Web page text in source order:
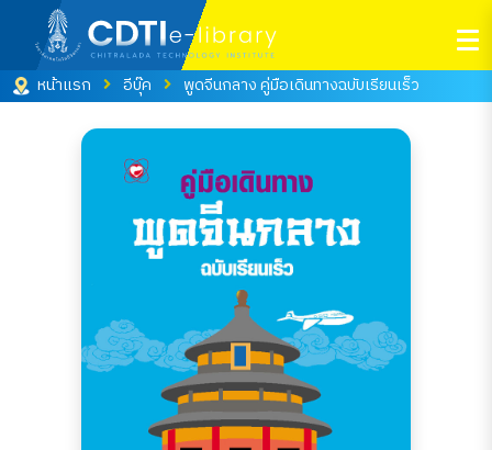
หน้าแรก อีบุ๊ค พูดจีนกลาง คู่มือเดินทางฉบับเรียนเร็ว